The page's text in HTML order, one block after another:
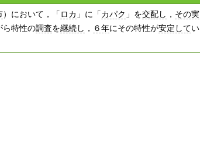
）において，「 ロカ 」に「カパク 」を交配し ， その実
ら特性の調査を継続し ， ６年にその特性が安定してい